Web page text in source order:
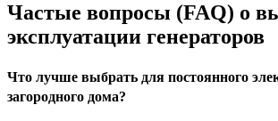
Частые вопросы (FAQ) о
эксплуатации генераторов
Что лучше выбрать для постоянного
загородного дома?